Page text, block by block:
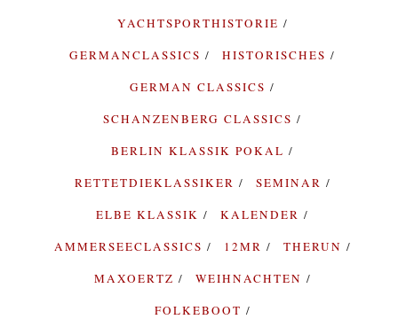
YACHTSPORTHISTORIE
GERMANCLASSICS
HISTORISCHES
GERMAN CLASSICS
SCHANZENBERG CLASSICS
BERLIN KLASSIK POKAL
RETTETDIEKLASSIKER
SEMINAR
ELBE KLASSIK
KALENDER
AMMERSEECLASSICS
12MR
THERUN
MAXOERTZ
WEIHNACHTEN
FOLKEBOOT